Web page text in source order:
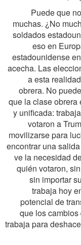
Puede que
muchas. ¿No
soldados
eso en
estadounidense
acecha. Las
a esta
obrera. No
que la clase obrera
y unificada:
votaron a
movilizarse para
encontrar una
ve la necesidad
quién votaron,
sin importar
trabaja hoy
potencial de
que los
trabaja para